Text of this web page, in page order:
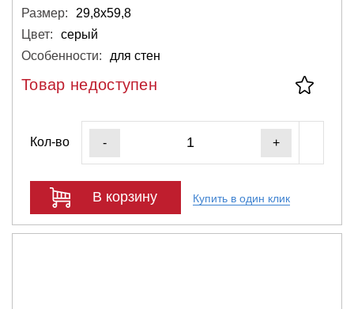
Размер:
29,8х59,8
Цвет:
серый
Особенности:
для стен
Товар недоступен
Кол-во - +
В корзину Купить в один клик